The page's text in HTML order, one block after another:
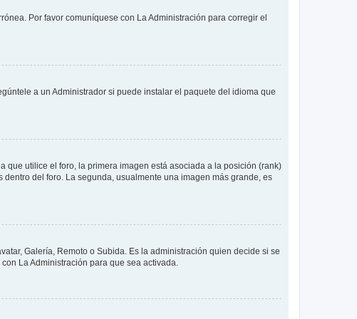
Por favor comuníquese con La Administración para corregir el
a un Administrador si puede instalar el paquete del idioma que
utilice el foro, la primera imagen está asociada a la posición (rank)
del foro. La segunda, usualmente una imagen más grande, es
Galería, Remoto o Subida. Es la administración quien decide si se
La Administración para que sea activada.